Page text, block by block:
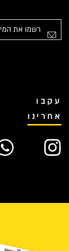
אימייל
עקבו
אחרינו